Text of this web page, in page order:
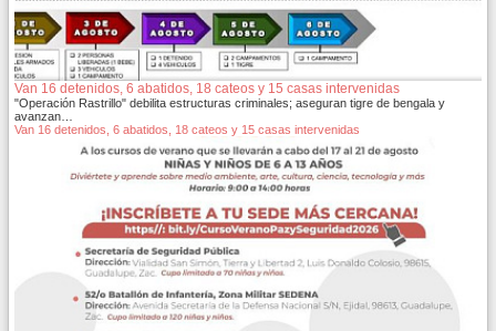
Van 16 detenidos, 6 abatidos, 18 cateos y 15 casas intervenidas
"Operación Rastrillo" debilita estructuras criminales; aseguran tigre de bengala y
avanzan…
Van 16 detenidos, 6 abatidos, 18 cateos y 15 casas intervenidas